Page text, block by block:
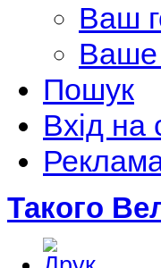
Ваш
Ваше
Пошук
Вхід на
Такого